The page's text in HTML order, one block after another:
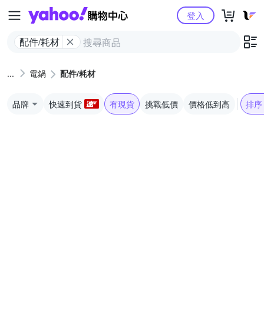
Yahoo購物中心
配件/耗材
登入
電鍋 配件/耗材
品牌 快速到貨 有現貨 挑戰低價 價格低到高 排序